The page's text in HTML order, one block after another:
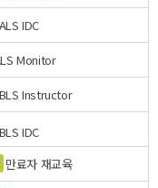
IDC
Monitor
Instructor
IDC
만료자 재교육